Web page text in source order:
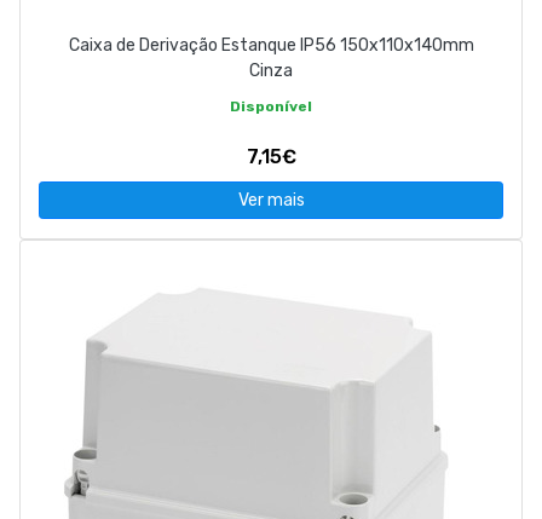
Caixa de Derivação Estanque IP56 150x110x140mm
Cinza
Disponível
7,15€
Ver mais